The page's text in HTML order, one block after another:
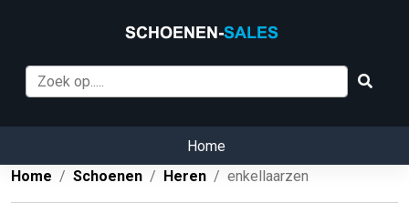
Home
Home
Schoenen Heren enkellaarzen